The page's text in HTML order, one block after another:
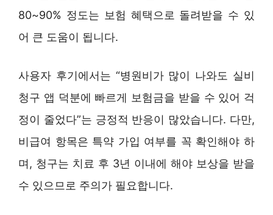
80~90% 정도는 보험 혜택으로 돌려받을 수 있
어 큰 도움이 됩니다.
사용자 후기에서는 “병원비가 많이 나와도 실비
청구 앱 덕분에 빠르게 보험금을 받을 수 있어 걱
정이 줄었다”는 긍정적 반응이 많았습니다. 다만,
비급여 항목은 특약 가입 여부를 꼭 확인해야 하
며, 청구는 치료 후 3년 이내에 해야 보상을 받을
수 있으므로 주의가 필요합니다.